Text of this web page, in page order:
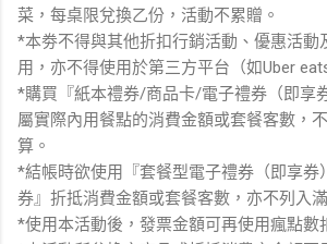
菜，每桌限兌換乙份，活動不累贈。
*本劵不得與其他折扣行銷活動、優惠活動
用，亦不得使用於第三方平台（如Uber
*購買『紙本禮券/商品卡/電子禮券（即享
屬實際內用餐點的消費金額或套餐客數，
算。
*結帳時欲使用『套餐型電子禮券（即享券
券』折抵消費金額或套餐客數，亦不列入
*使用本活動後，發票金額可再使用瘋點數